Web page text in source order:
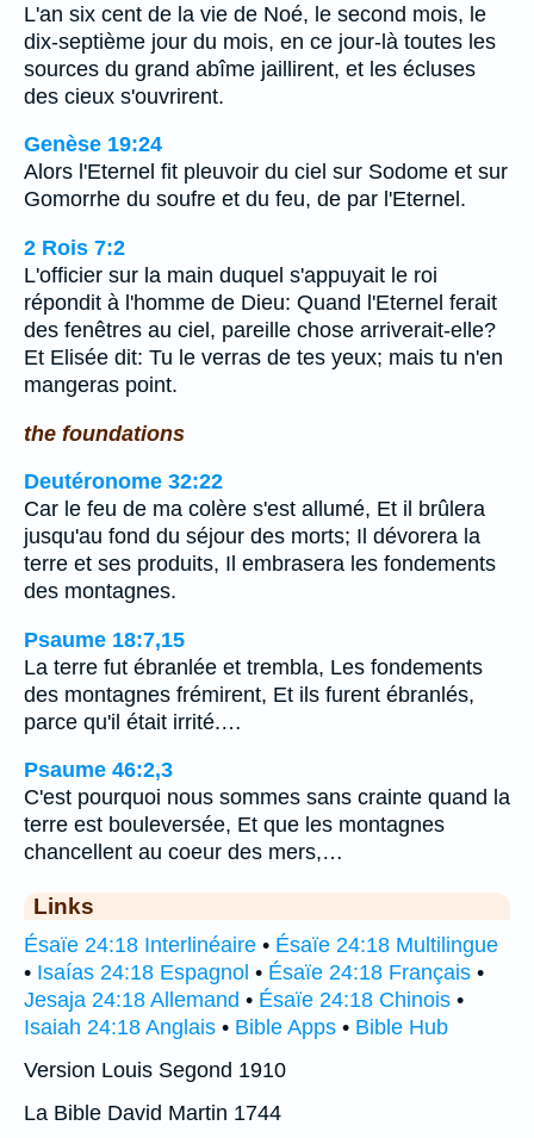
L'an six cent de la vie de Noé, le second mois, le
dix-septième jour du mois, en ce jour-là toutes les
sources du grand abîme jaillirent, et les écluses
des cieux s'ouvrirent.
Genèse 19:24
Alors l'Eternel fit pleuvoir du ciel sur Sodome et sur
Gomorrhe du soufre et du feu, de par l'Eternel.
2 Rois 7:2
L'officier sur la main duquel s'appuyait le roi
répondit à l'homme de Dieu: Quand l'Eternel ferait
des fenêtres au ciel, pareille chose arriverait-elle?
Et Elisée dit: Tu le verras de tes yeux; mais tu n'en
mangeras point.
the foundations
Deutéronome 32:22
Car le feu de ma colère s'est allumé, Et il brûlera
jusqu'au fond du séjour des morts; Il dévorera la
terre et ses produits, Il embrasera les fondements
des montagnes.
Psaume 18:7,15
La terre fut ébranlée et trembla, Les fondements
des montagnes frémirent, Et ils furent ébranlés,
parce qu'il était irrité.…
Psaume 46:2,3
C'est pourquoi nous sommes sans crainte quand la
terre est bouleversée, Et que les montagnes
chancellent au coeur des mers,…
Links
Ésaïe 24:18 Interlinéaire • Ésaïe 24:18 Multilingue
• Isaías 24:18 Espagnol • Ésaïe 24:18 Français •
Jesaja 24:18 Allemand • Ésaïe 24:18 Chinois •
Isaiah 24:18 Anglais • Bible Apps • Bible Hub
Version Louis Segond 1910
La Bible David Martin 1744